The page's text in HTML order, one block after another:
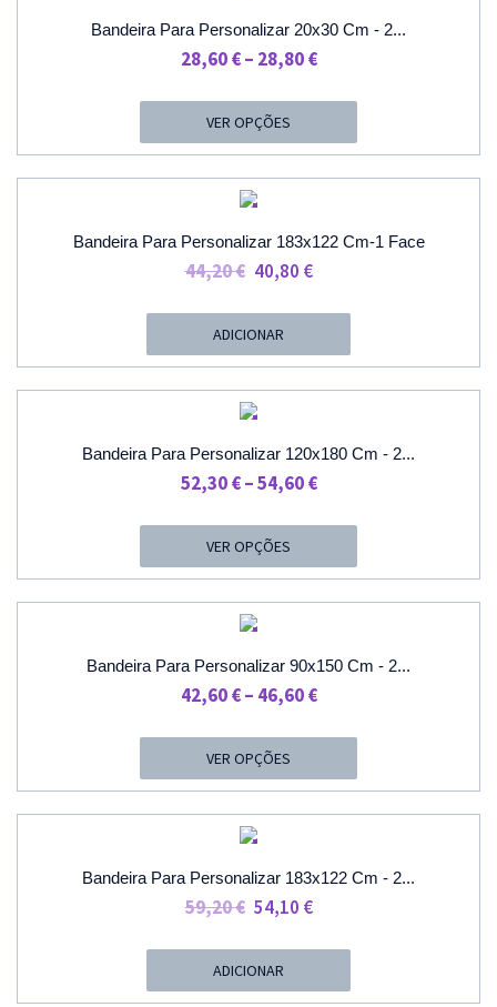
Bandeira Para Personalizar 20x30 Cm - 2...
28,60€ – 28,80€Price
Through
28,80 €
VER OPÇÕES
Bandeira Para Personalizar 183x122 Cm-1 Face
44,20€ O
Original
Era:
44,20 €.
40,80 €O
É:
40,80 €.
ADICIONAR
Bandeira Para Personalizar 120x180 Cm - 2...
52,30€ –54,60€Price
Through
54,60 €
VER OPÇÕES
Bandeira Para Personalizar 90x150 Cm - 2...
42,60€ – 46,60€Price
Through
46,60 €
VER OPÇÕES
Bandeira Para Personalizar 183x122 Cm - 2...
59,20€ O
Original
Era:
54,10 €O
É:
ADICIONAR